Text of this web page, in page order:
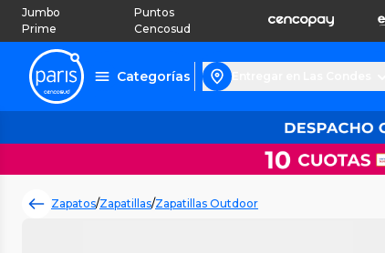
Jumbo
Prime
Puntos
Cencosud
Categorías
Zapatos/Zapatillas/Zapatillas Outdoor